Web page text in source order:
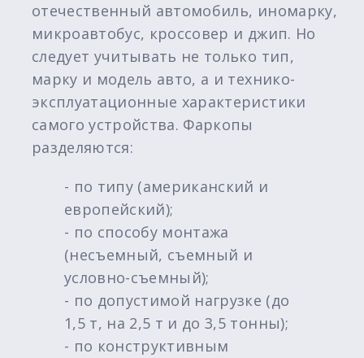
отечественный автомобиль, иномарку,
микроавтобус, кроссовер и джип. Но
следует учитывать не только тип,
марку и модель авто, а и технико-
эксплуатационные характеристики
самого устройства. Фаркопы
разделяются:
- по типу (американский и
европейский);
- по способу монтажа
(несъемный, съемный и
условно-съемный);
- по допустимой нагрузке (до
1,5 т, на 2,5 т и до 3,5 тонны);
- по конструктивным